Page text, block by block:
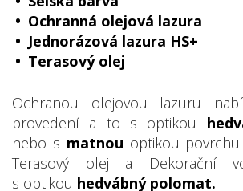
Ochranná olejová lazura
Jednorázová lazura HS+
Terasový olej
Ochranou olejovou lazuru
provedení a to s optikou
nebo s matnou optikou
Terasový olej a Dekorační
s optikou hedvábný polomat.